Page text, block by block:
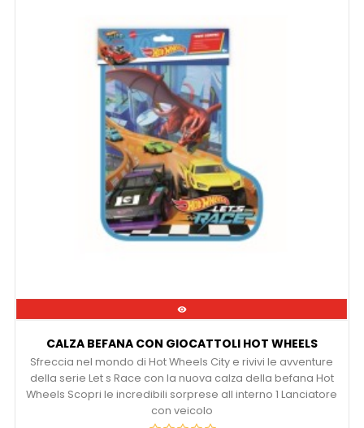

CALZA BEFANA CON GIOCATTOLI HOT WHEELS
Sfreccia nel mondo di Hot Wheels City e rivivi le avventure
della serie Let s Race con la nuova calza della befana Hot
Wheels Scopri le incredibili sorprese all interno 1 Lanciatore
con veicolo